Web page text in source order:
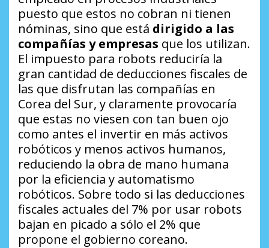
puesto que estos no cobran ni tienen
nóminas, sino que está dirigido a las
compañías y empresas que los utilizan.
El impuesto para robots reduciría la
gran cantidad de deducciones fiscales de
las que disfrutan las compañías en
Corea del Sur, y claramente provocaría
que estas no viesen con tan buen ojo
como antes el invertir en más activos
robóticos y menos activos humanos,
reduciendo la obra de mano humana
por la eficiencia y automatismo
robóticos. Sobre todo si las deducciones
fiscales actuales del 7% por usar robots
bajan en picado a sólo el 2% que
propone el gobierno coreano.